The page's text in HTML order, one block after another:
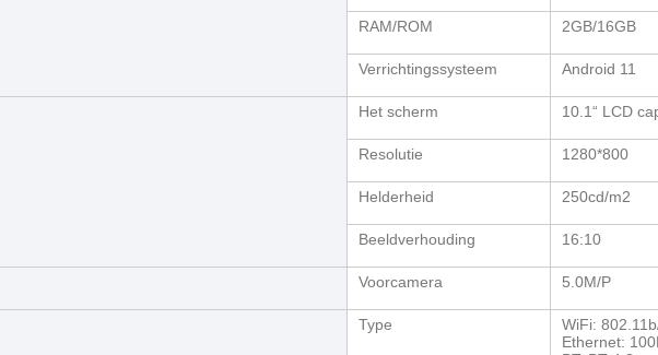
RAM/ROM 2GB/16GB
Verrichtingssysteem Android 11
Het scherm 10.1“ LCD
Resolutie 1280*800
Helderheid 250cd/m2
Beeldverhouding 16:10
Voorcamera 5.0M/P
Type
WiFi:
Ethernet: